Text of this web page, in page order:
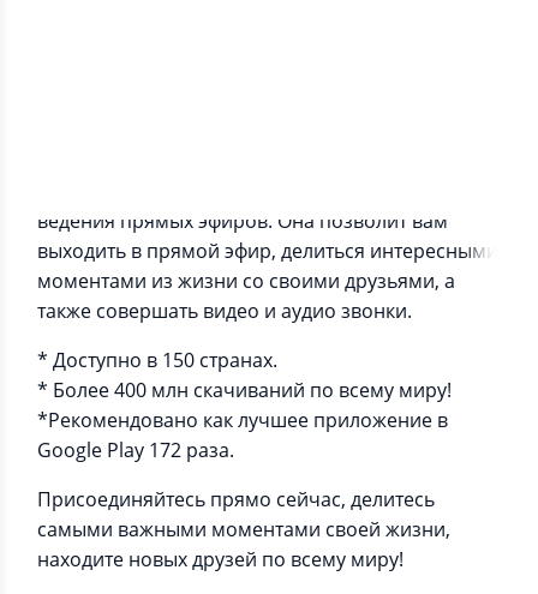
ведения прямых эфиров. Она позволит вам
выходить в прямой эфир, делиться интересными
моментами из жизни со своими друзьями, а
также совершать видео и аудио звонки.
* Доступно в 150 странах.
* Более 400 млн скачиваний по всему миру!
*Рекомендовано как лучшее приложение в
Google Play 172 раза.
Присоединяйтесь прямо сейчас, делитесь
самыми важными моментами своей жизни,
находите новых друзей по всему миру!